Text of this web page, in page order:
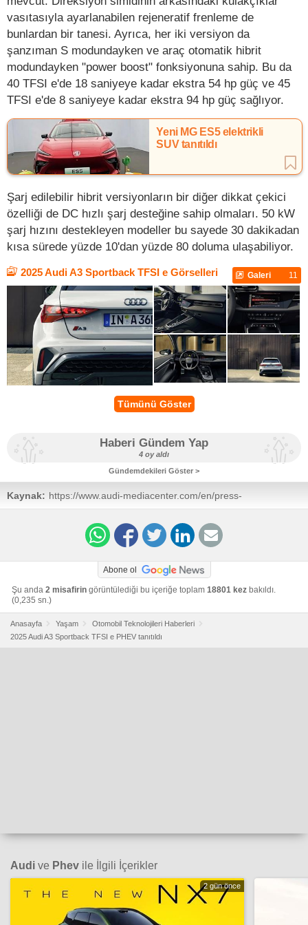
vasıtasıyla ayarlanabilen rejeneratif frenleme de
bunlardan bir tanesi. Ayrıca, her iki versiyon da
şanzıman S modundayken ve araç otomatik hibrit
modundayken "power boost" fonksiyonuna sahip. Bu da
40 TFSI e'de 18 saniyeye kadar ekstra 54 hp güç ve 45
TFSI e'de 8 saniyeye kadar ekstra 94 hp güç sağlıyor.
Yeni MG ES5 elektrikli
SUV tanıtıldı
Şarj edilebilir hibrit versiyonların bir diğer dikkat çekici
özelliği de DC hızlı şarj desteğine sahip olmaları. 50 kW
şarj hızını destekleyen modeller bu sayede 30 dakikadan
kısa sürede yüzde 10'dan yüzde 80 doluma ulaşabiliyor.
2025 Audi A3 Sportback TFSI e Görselleri Galeri 11
Tümünü Göster
Haberi Gündem Yap
4 oy aldı
Gündemdekileri Göster >
Kaynak: https://www.audi-mediacenter.com/en/press-
releases/more-powerful-and-efficient-than-ever-the-new-
Abone ol
Şu anda 2 misafirin görüntülediği bu içeriğe toplam 18801 kez bakıldı.
(0,235 sn.)
Anasayfa Yaşam
Otomobil Teknolojileri Haberleri
2025 Audi A3 Sportback TFSI e PHEV tanıtıldı
Audi ve Phev ile İlgili İçerikler
2 gün önce